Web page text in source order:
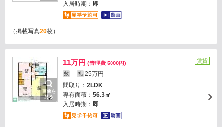
入居時期： 即
（掲載写真20枚）
画像を
見る
11万円 (管理費 5000円)
敷 - 礼 25万円
間取り： 2LDK
専有面積： 56.3㎡
入居時期： 即
賃貸